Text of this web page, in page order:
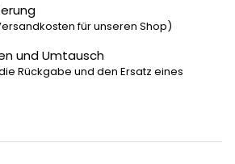
für unseren Shop)
und Umtausch
Rückgabe und den Ersatz eines